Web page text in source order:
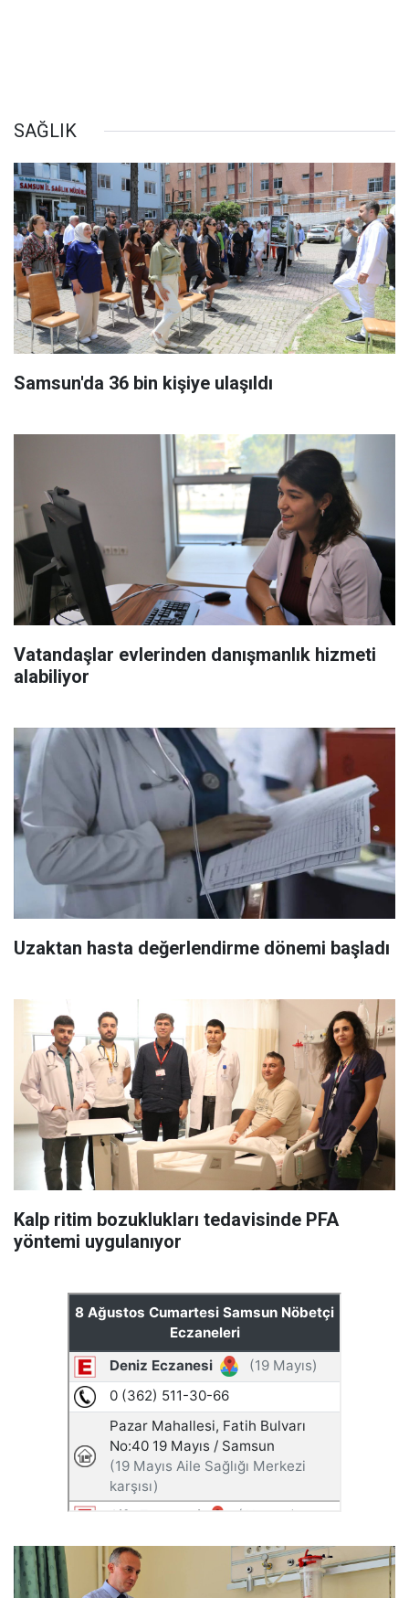
SAĞLIK
Samsun'da 36 bin kişiye ulaşıldı
Vatandaşlar evlerinden danışmanlık hizmeti
alabiliyor
Uzaktan hasta değerlendirme dönemi başladı
Kalp ritim bozuklukları tedavisinde PFA
yöntemi uygulanıyor